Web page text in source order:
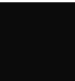
sposób,